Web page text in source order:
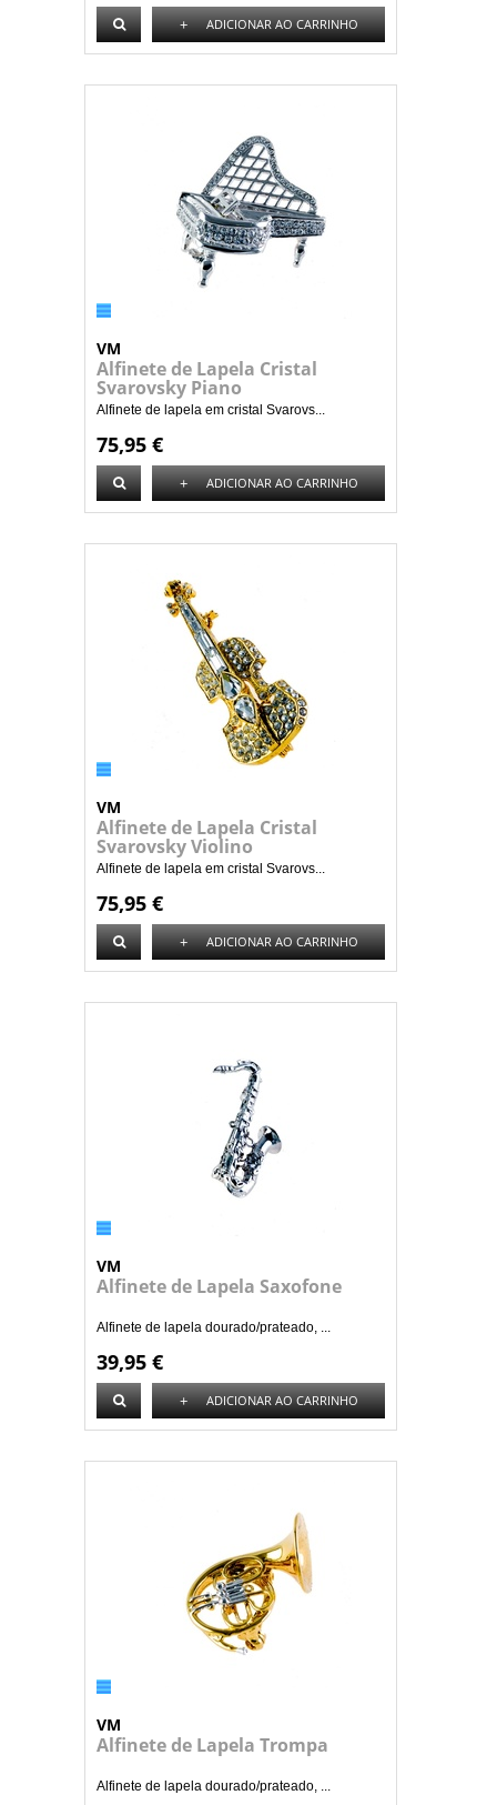
+ ADICIONAR AO CARRINHO
VM
Alfinete de Lapela Cristal
Svarovsky Piano
Alfinete de lapela em cristal Svarovs...
75,95 €
+ ADICIONAR AO CARRINHO
VM
Alfinete de Lapela Cristal
Svarovsky Violino
Alfinete de lapela em cristal Svarovs...
75,95 €
+ ADICIONAR AO CARRINHO
VM
Alfinete de Lapela Saxofone
Alfinete de lapela dourado/prateado, ...
39,95 €
+ ADICIONAR AO CARRINHO
VM
Alfinete de Lapela Trompa
Alfinete de lapela dourado/prateado, ...